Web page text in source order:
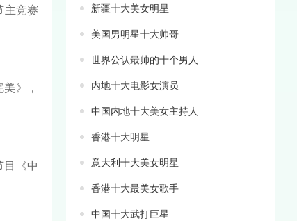
主竞赛
》，
目《中
新疆十大美女明星
美国男明星十大帅哥
世界公认最帅的十个男人
内地十大电影女演员
中国内地十大美女主持人
香港十大明星
意大利十大美女明星
香港十大最美女歌手
中国十大武打巨星